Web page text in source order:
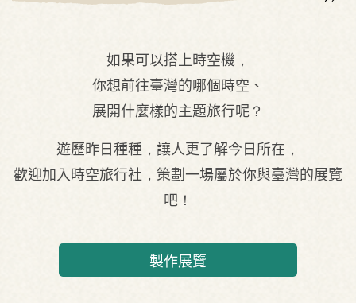
如果可以搭上時空機，
你想前往臺灣的哪個時空、
展開什麼樣的主題旅行呢？
遊歷昨日種種，讓人更了解今日所在，
歡迎加入時空旅行社，策劃一場屬於你與臺灣的展覽
吧！
製作展覽